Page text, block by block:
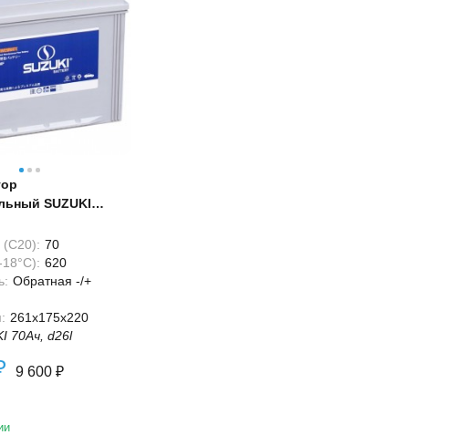
SUZUKI
(С20): 70
18°С): 620
Обратная -/+
261x175x220
70Ач, d26l
9 600 ₽